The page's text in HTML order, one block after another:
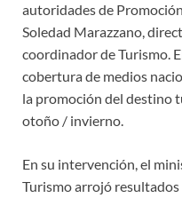
autoridades de
Soledad Marazzano,
coordinador de Turismo.
cobertura de medios
la promoción del destino
otoño / invierno.
En su intervención, el
Turismo arrojó